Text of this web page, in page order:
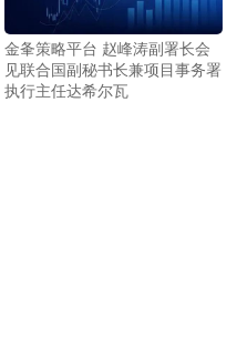
金夆策略平台 赵峰涛副署长会
见联合国副秘书长兼项目事务署
执行主任达希尔瓦